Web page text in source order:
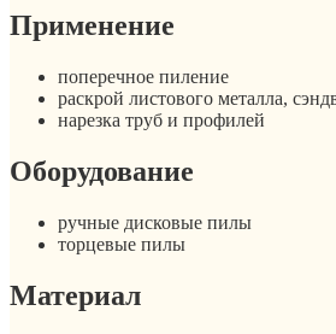
Применение
поперечное пиление
раскрой листового металла,
нарезка труб и профилей
Оборудование
ручные дисковые пилы
торцевые пилы
Материал